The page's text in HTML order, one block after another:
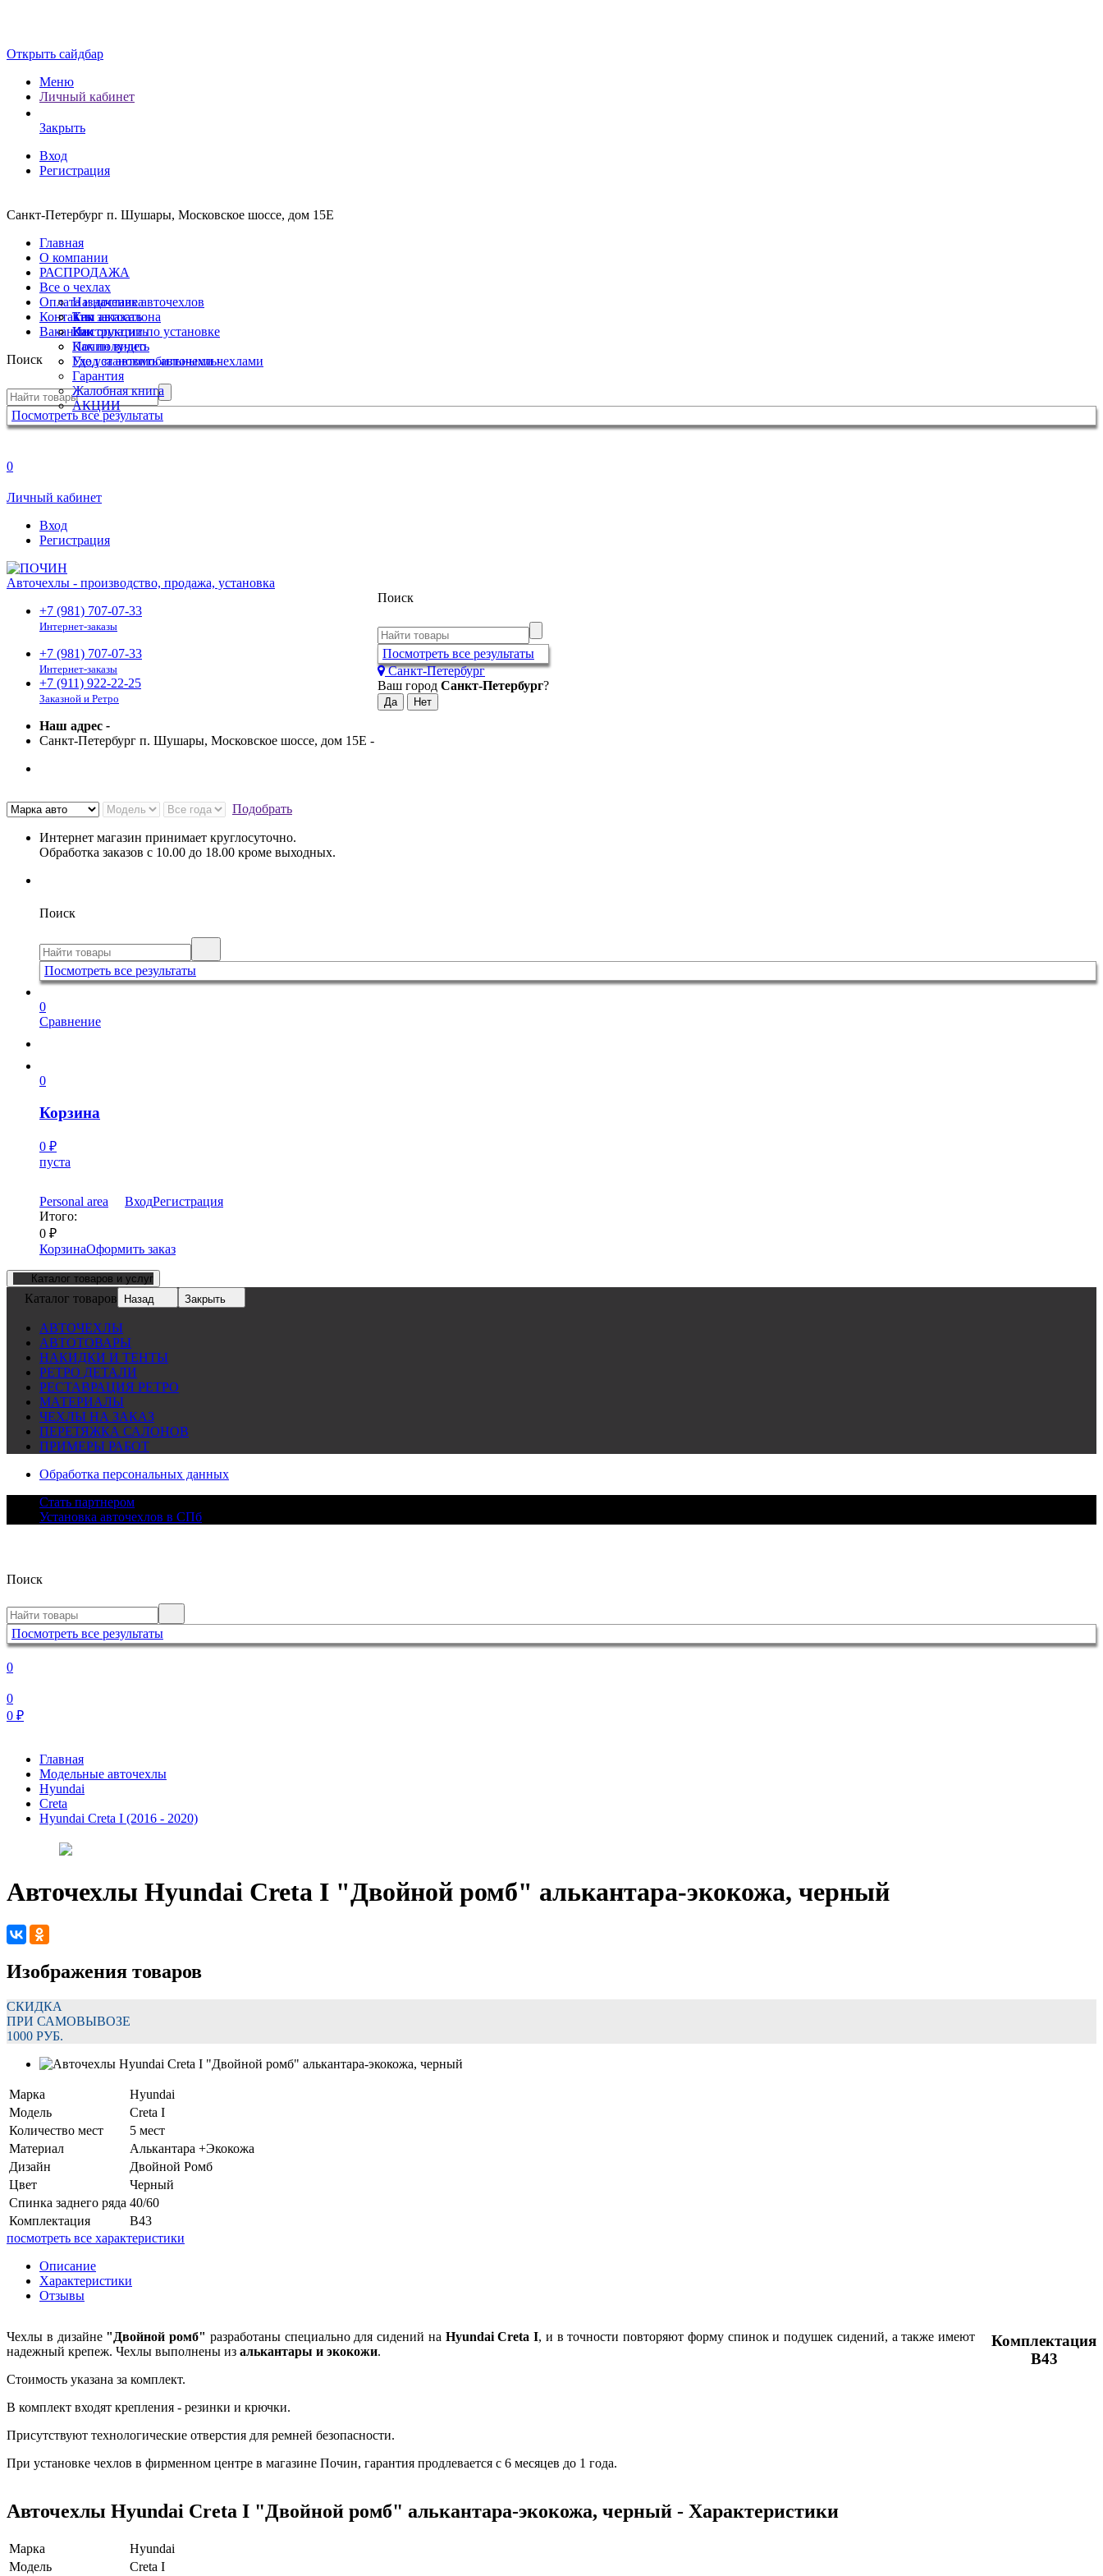
Открыть сайдбар
Меню
Личный кабинет
Закрыть
Вход
Регистрация
Санкт-Петербург п. Шушары, Московское шоссе, дом 15Е
Главная
О компании
РАСПРОДАЖА
Все о чехлах
Назначение авточехлов
Тип автосалона
Инструкции по установке
Почин видео
Уход за автомобильными чехлами
Оплата и доставка
Как заказать
Как оплатить
Как получить
Где установить авточехлы
Гарантия
Жалобная книга
АКЦИИ
Контакты
Вакансии
Поиск
Посмотреть все результаты
0
Личный кабинет
Вход
Регистрация
Авточехлы - производство, продажа, установка
+7 (981) 707-07-33
Интернет-заказы
+7 (981) 707-07-33
Интернет-заказы
+7 (911) 922-22-25
Заказной и Ретро
Наш адрес -
Санкт-Петербург п. Шушары, Московское шоссе, дом 15Е -
Поиск
Посмотреть все результаты
Санкт-Петербург
Ваш город Санкт-Петербург?
Подобрать
Интернет магазин принимает круглосуточно.
Обработка заказов с 10.00 до 18.00 кроме выходных.
Поиск
Посмотреть все результаты
0
Сравнение
0
Корзина
0 ₽
пуста
Personal area ВходРегистрация
Итого:
0 ₽
КорзинаОформить заказ
Каталог товаров и услуг
Каталог товаров Назад Закрыть
АВТОЧЕХЛЫ
АВТОТОВАРЫ
НАКИДКИ И ТЕНТЫ
РЕТРО ДЕТАЛИ
РЕСТАВРАЦИЯ РЕТРО
МАТЕРИАЛЫ
ЧЕХЛЫ НА ЗАКАЗ
ПЕРЕТЯЖКА САЛОНОВ
ПРИМЕРЫ РАБОТ
Обработка персональных данных
Стать партнером
Установка авточехлов в СПб
Поиск
Посмотреть все результаты
0
0
0 ₽
Главная
Модельные авточехлы
Hyundai
Creta
Hyundai Creta I (2016 - 2020)
Авточехлы Hyundai Creta I "Двойной ромб" алькантара-экокожа, черный
Изображения товаров
СКИДКА
ПРИ САМОВЫВОЗЕ
1000 РУБ.
Марка
Hyundai
Модель
Creta I
Количество мест
5 мест
Материал
Алькантара +Экокожа
Дизайн
Двойной Ромб
Цвет
Черный
Спинка заднего ряда 40/60
Комплектация
В43
посмотреть все характеристики
Описание
Характеристики
Отзывы
Чехлы в дизайне "Двойной ромб" разработаны специально для сидений на Hyundai Creta I, и в точности повторяют форму спинок и подушек сидений, а также имеют
надежный крепеж. Чехлы выполнены из алькантары и экокожи.
Стоимость указана за комплект.
В комплект входят крепления - резинки и крючки.
Присутствуют технологические отверстия для ремней безопасности.
При установке чехлов в фирменном центре в магазине Почин, гарантия продлевается с 6 месяцев до 1 года.
Комплектация
В43
Авточехлы Hyundai Creta I "Двойной ромб" алькантара-экокожа, черный - Характеристики
Марка
Hyundai
Модель
Creta I